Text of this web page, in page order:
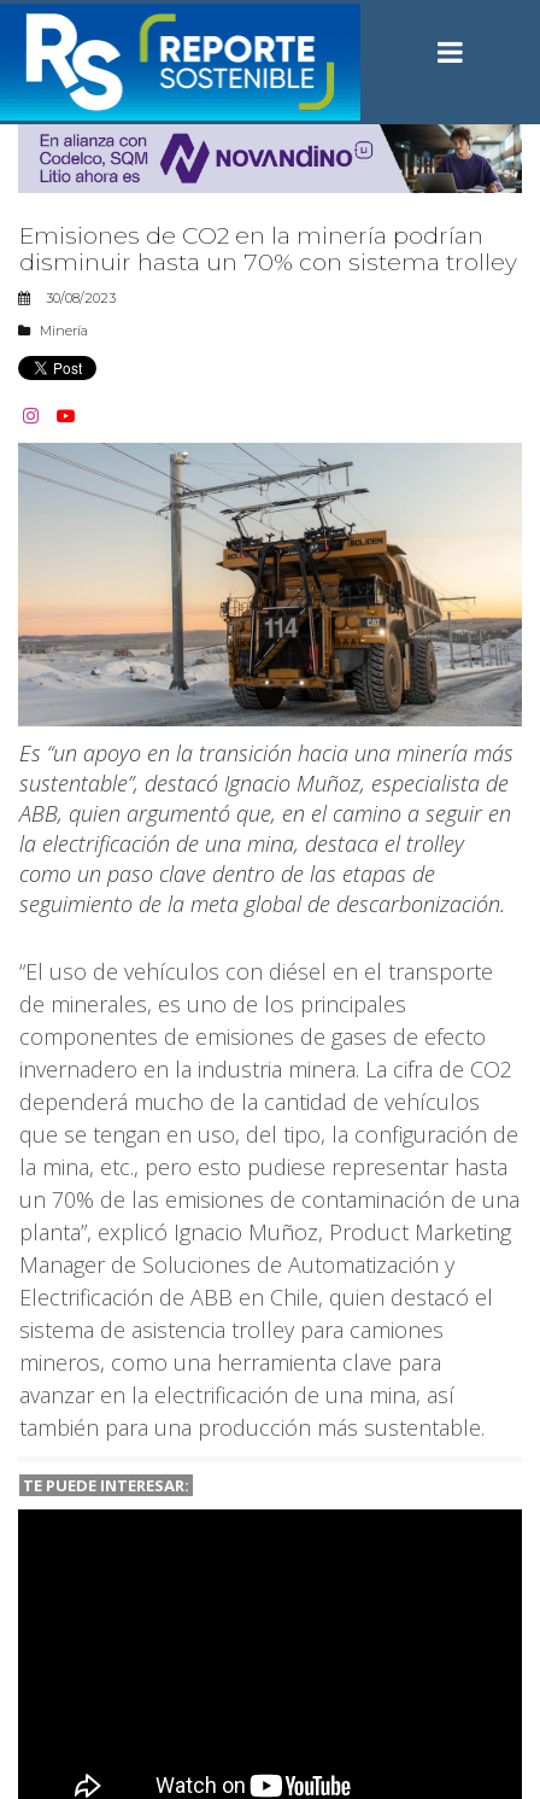
Emisiones de CO2 en la minería podrían
disminuir hasta un 70% con sistema trolley
30/08/2023
Minería
 
Es “un apoyo en la transición hacia una minería más
sustentable”, destacó Ignacio Muñoz, especialista de
ABB, quien argumentó que, en el camino a seguir en
la electrificación de una mina, destaca el trolley
como un paso clave dentro de las etapas de
seguimiento de la meta global de descarbonización.
“El uso de vehículos con diésel en el transporte
de minerales, es uno de los principales
componentes de emisiones de gases de efecto
invernadero en la industria minera. La cifra de CO2
dependerá mucho de la cantidad de vehículos
que se tengan en uso, del tipo, la configuración de
la mina, etc., pero esto pudiese representar hasta
un 70% de las emisiones de contaminación de una
planta”, explicó Ignacio Muñoz, Product Marketing
Manager de Soluciones de Automatización y
Electrificación de ABB en Chile, quien destacó el
sistema de asistencia trolley para camiones
mineros, como una herramienta clave para
avanzar en la electrificación de una mina, así
también para una producción más sustentable.
TE PUEDE INTERESAR: